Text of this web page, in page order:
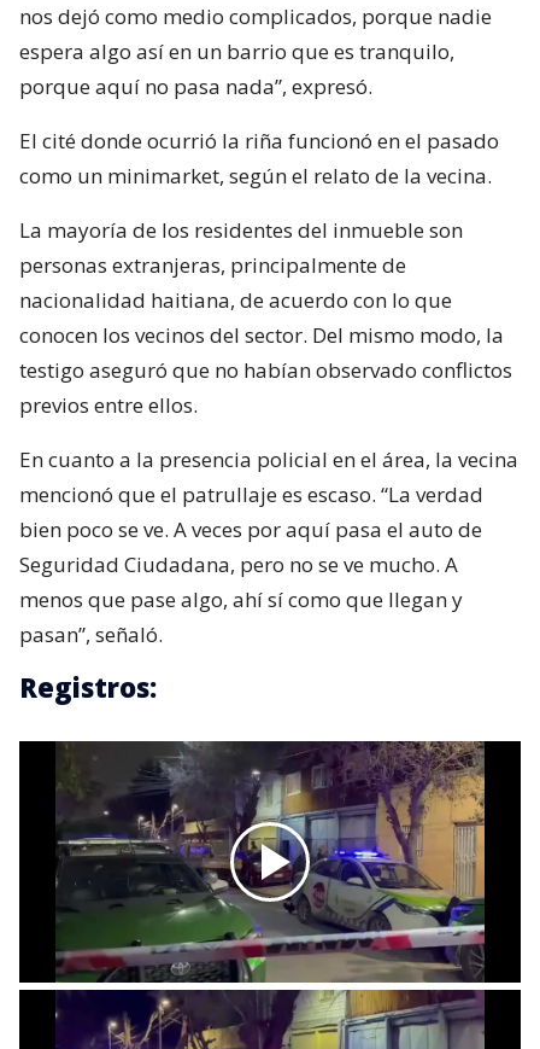
nos dejó como medio complicados, porque nadie
espera algo así en un barrio que es tranquilo,
porque aquí no pasa nada”, expresó.
El cité donde ocurrió la riña funcionó en el pasado
como un minimarket, según el relato de la vecina.
La mayoría de los residentes del inmueble son
personas extranjeras, principalmente de
nacionalidad haitiana, de acuerdo con lo que
conocen los vecinos del sector. Del mismo modo, la
testigo aseguró que no habían observado conflictos
previos entre ellos.
En cuanto a la presencia policial en el área, la vecina
mencionó que el patrullaje es escaso. “La verdad
bien poco se ve. A veces por aquí pasa el auto de
Seguridad Ciudadana, pero no se ve mucho. A
menos que pase algo, ahí sí como que llegan y
pasan”, señaló.
Registros: